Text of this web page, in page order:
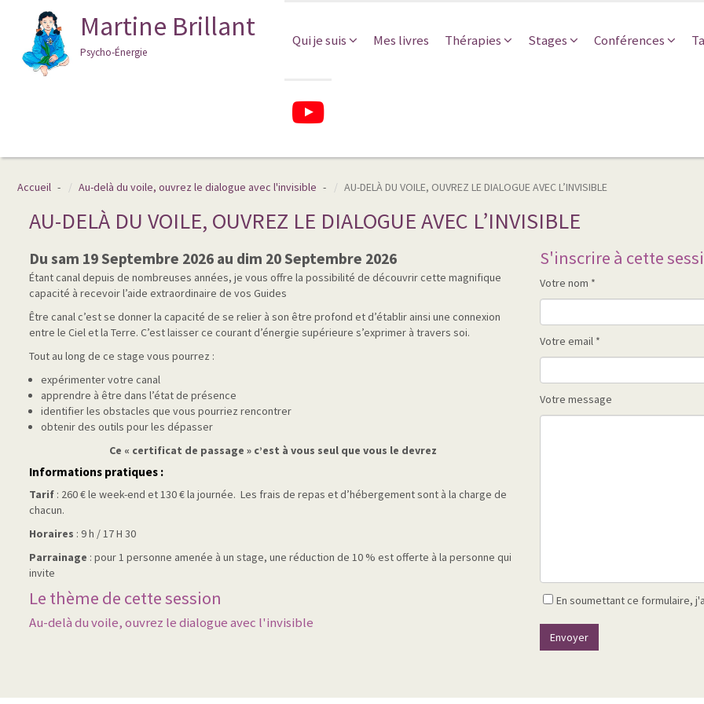
Martine Brillant
Psycho-Énergie
Qui je suis Mes livres Thérapies Stages Conférences
Accueil Au-delà du voile, ouvrez le dialogue avec l'invisible AU-DELÀ DU VOILE, OUVREZ LE DIALOGUE AVEC L’INVISIBLE
AU-DELÀ DU VOILE, OUVREZ LE DIALOGUE AVEC L’INVISIBLE
Du sam 19 Septembre 2026 au dim 20 Septembre 2026
Étant canal depuis de nombreuses années, je vous offre la possibilité de découvrir cette magnifique
capacité à recevoir l’aide extraordinaire de vos Guides
Être canal c’est se donner la capacité de se relier à son être profond et d’établir ainsi une connexion
entre le Ciel et la Terre. C’est laisser ce courant d’énergie supérieure s’exprimer à travers soi.
Tout au long de ce stage vous pourrez :
expérimenter votre canal
apprendre à être dans l’état de présence
identifier les obstacles que vous pourriez rencontrer
obtenir des outils pour les dépasser
Ce « certificat de passage » c’est à vous seul que vous le devrez
Informations pratiques :
Tarif : 260 € le week-end et 130 € la journée. Les frais de repas et d’hébergement sont à la charge de
chacun.
Horaires : 9 h / 17 H 30
Parrainage : pour 1 personne amenée à un stage, une réduction de 10 % est offerte à la personne qui
invite
Le thème de cette session
Au-delà du voile, ouvrez le dialogue avec l'invisible
S'inscrire à cette
Votre nom *
Votre email *
Votre message
En soumettant ce formulaire,